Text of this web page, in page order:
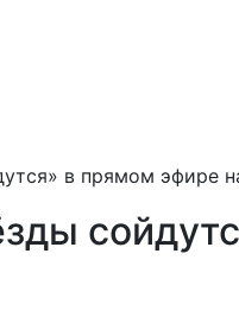
в прямом эфире